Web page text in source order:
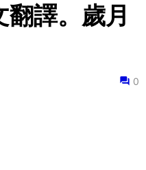
譯。歲月
0